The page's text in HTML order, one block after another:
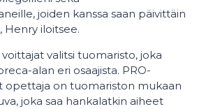
joiden kanssa saan päivittäin
Henry iloitsee.
valitsi tuomaristo, joka
alan eri osaajista. PRO-
opettaja on tuomariston mukaan
joka saa hankalatkin aiheet